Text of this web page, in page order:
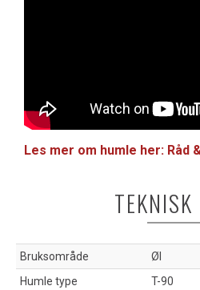
Les mer om humle her: Råd
TEKNISK
Bruksområde
Øl
Humle type
T-90